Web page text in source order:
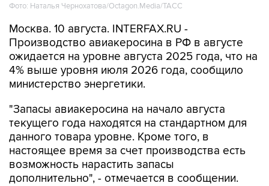
Фото: Наталья Чернохатова/Octagon.Media/ТАСС
Москва. 10 августа. INTERFAX.RU -
Производство авиакеросина в РФ в августе
ожидается на уровне августа 2025 года, что на
4% выше уровня июля 2026 года, сообщило
министерство энергетики.
"Запасы авиакеросина на начало августа
текущего года находятся на стандартном для
данного товара уровне. Кроме того, в
настоящее время за счет производства есть
возможность нарастить запасы
дополнительно", - отмечается в сообщении.